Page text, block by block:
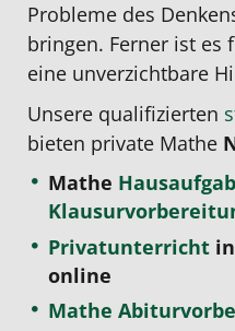
Probleme des
bringen. Ferner ist es
eine unverzichtbare
Unsere qualifizierten
bieten private Mathe
Mathe
Privatunterricht
online
Mathe